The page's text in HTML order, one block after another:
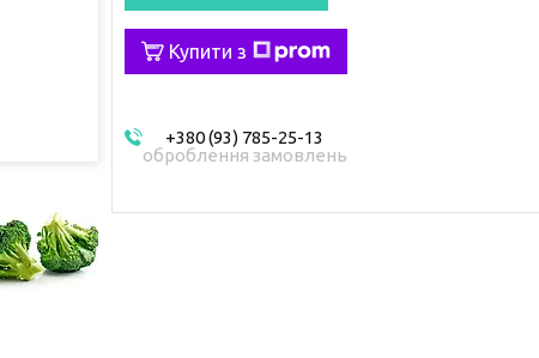
Купити з
+380 (93) 785-25-13
оброблення замовлень